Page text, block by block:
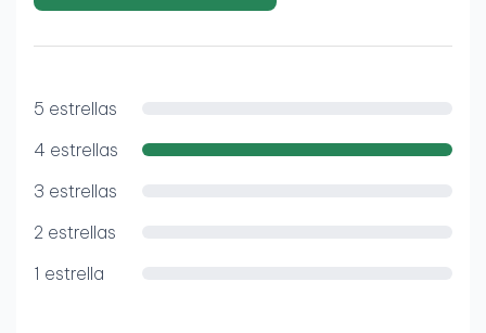
5 estrellas
4 estrellas
3 estrellas
2 estrellas
1 estrella